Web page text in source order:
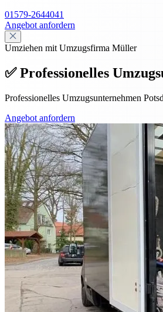
01579-2644041
Angebot anfordern
Umziehen mit Umzugsfirma Müller
✅ Professionelles
Professionelles Umzugsunternehmen
Angebot anfordern